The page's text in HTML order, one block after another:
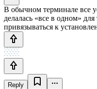
В обычном терминале все
делалась «все в одном»
привязываться к
Reply